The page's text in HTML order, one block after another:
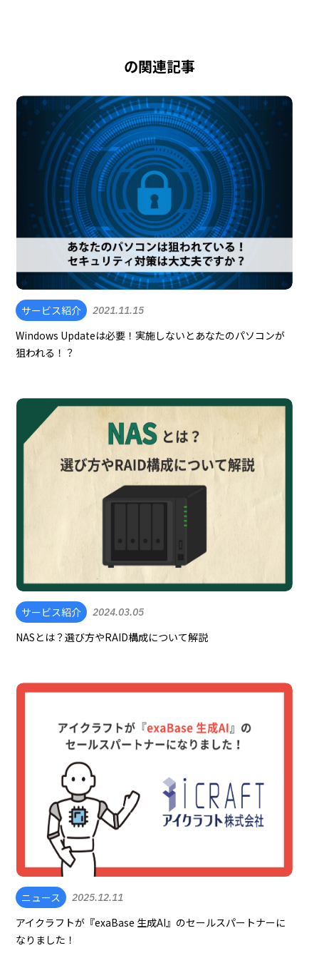
の関連記事
サービス紹介 2021.11.15
Windows Updateは必要！実施しないとあなたのパソコンが
狙われる！？
サービス紹介 2024.03.05
NASとは？選び方やRAID構成について解説
ニュース 2025.12.11
アイクラフトが『exaBase 生成AI』のセールスパートナーに
なりました！